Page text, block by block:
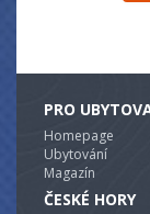
PRO
Homepage
Ubytování
Magazín
ČESKÉ HORY